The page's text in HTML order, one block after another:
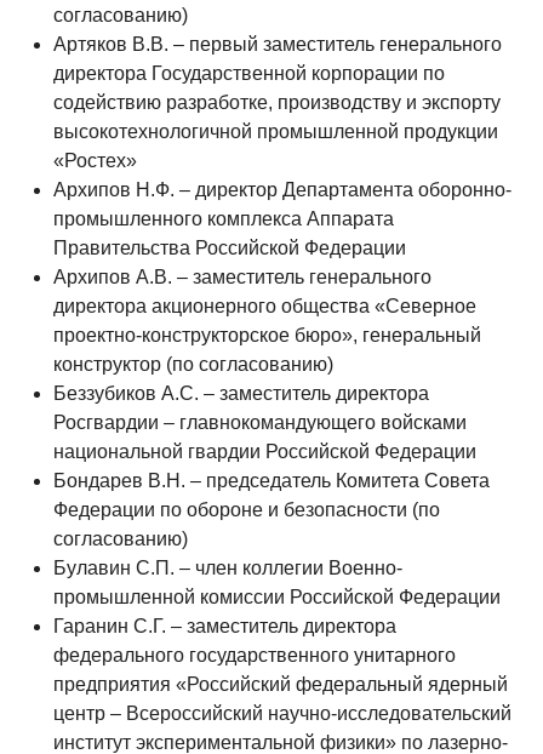
согласованию)
Артяков В.В. – первый заместитель генерального
директора Государственной корпорации по
содействию разработке, производству и экспорту
высокотехнологичной промышленной продукции
«Ростех»
Архипов Н.Ф. – директор Департамента оборонно-
промышленного комплекса Аппарата
Правительства Российской Федерации
Архипов А.В. – заместитель генерального
директора акционерного общества «Северное
проектно-конструкторское бюро», генеральный
конструктор (по согласованию)
Беззубиков А.С. – заместитель директора
Росгвардии – главнокомандующего войсками
национальной гвардии Российской Федерации
Бондарев В.Н. – председатель Комитета Совета
Федерации по обороне и безопасности (по
согласованию)
Булавин С.П. – член коллегии Военно-
промышленной комиссии Российской Федерации
Гаранин С.Г. – заместитель директора
федерального государственного унитарного
предприятия «Российский федеральный ядерный
центр – Всероссийский научно-исследовательский
институт экспериментальной физики» по лазерно-